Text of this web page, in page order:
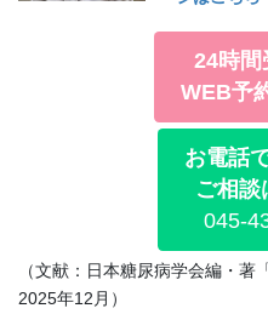
24時間
WEB予
お電話
ご相談
045-
（文献：日本糖尿病学会編・
2025年12月）